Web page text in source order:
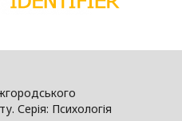
Серія: Психологія